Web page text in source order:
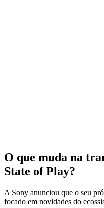
O que muda na
State of Play?
A Sony anunciou que o seu
focado em novidades do